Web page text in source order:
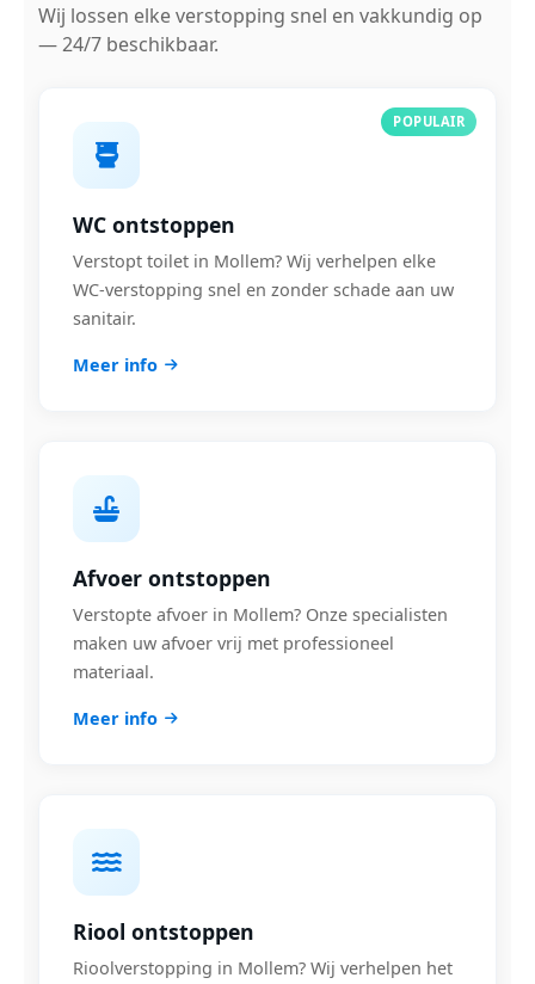
Wij lossen elke verstopping snel en vakkundig op
— 24/7 beschikbaar.
POPULAIR
WC ontstoppen
Verstopt toilet in Mollem? Wij verhelpen elke
WC-verstopping snel en zonder schade aan uw
sanitair.
Meer info
Afvoer ontstoppen
Verstopte afvoer in Mollem? Onze specialisten
maken uw afvoer vrij met professioneel
materiaal.
Meer info
Riool ontstoppen
Rioolverstopping in Mollem? Wij verhelpen het